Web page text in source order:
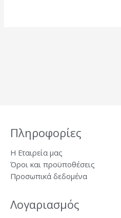
Πληροφορίες
Η Εταιρεία μας
Όροι και προϋποθέσεις
Προσωπικά δεδομένα
Λογαριασμός